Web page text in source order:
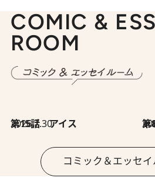
COMIC &
ROOM
2026.7.30
第15話 アイス 第8回
コミック＆エッセイ